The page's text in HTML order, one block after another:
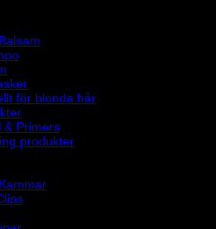
för blonda hår
& Primers
produkter